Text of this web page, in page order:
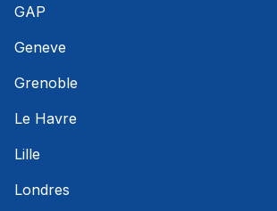
GAP
Geneve
Grenoble
Le Havre
Lille
Londres